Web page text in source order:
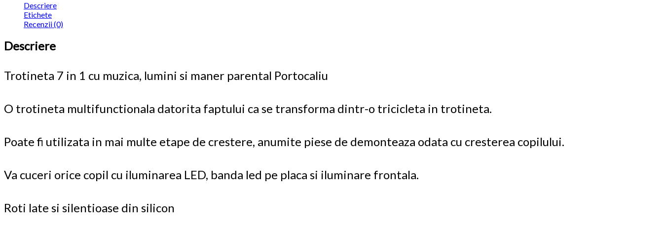
Descriere
Etichete
Recenzii (0)
Descriere
Trotineta 7 in 1 cu muzica, lumini si maner parental Portocaliu
O trotineta multifunctionala datorita faptului ca se transforma dintr-o tricicleta in trotineta.
Poate fi utilizata in mai multe etape de crestere, anumite piese de demonteaza odata cu cresterea copilului.
Va cuceri orice copil cu iluminarea LED, banda led pe placa si iluminare frontala.
Roti late si silentioase din silicon